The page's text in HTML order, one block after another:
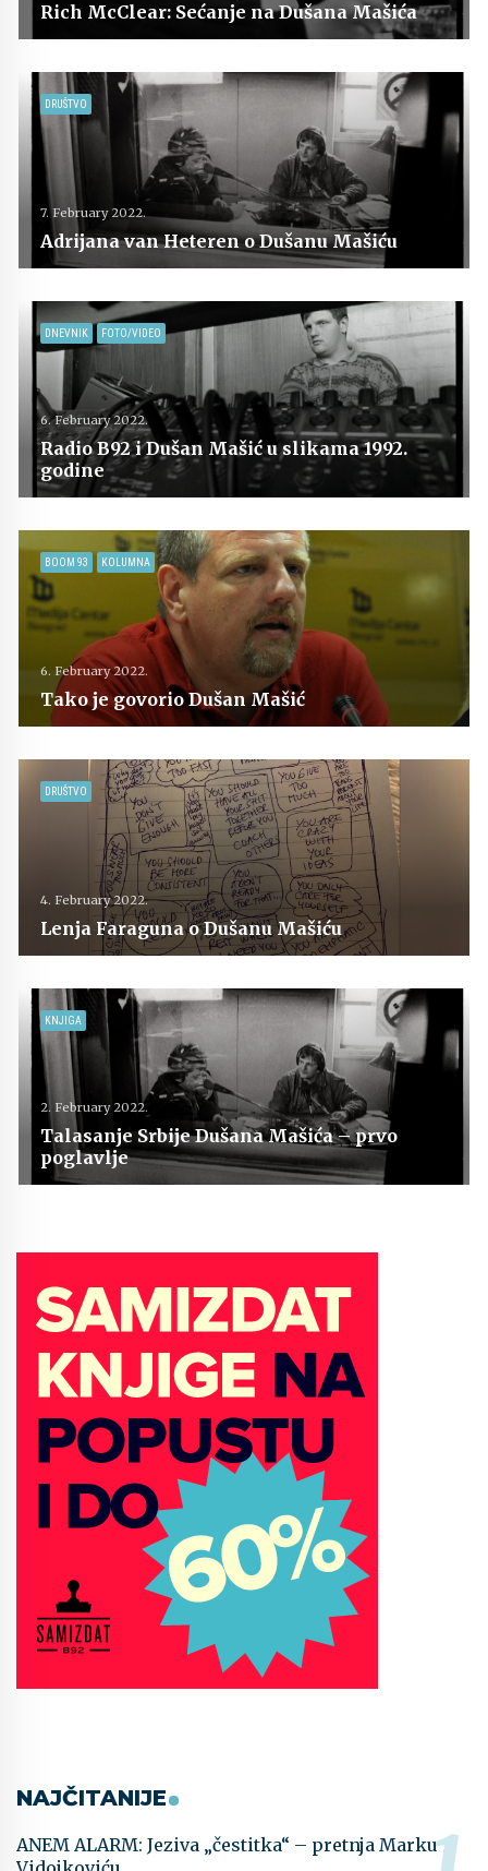
Rich McClear: Sećanje na Dušana Mašića
DRUŠTVO
7. February 2022.
Adrijana van Heteren o Dušanu Mašiću
DNEVNIK FOTO/VIDEO
6. February 2022.
Radio B92 i Dušan Mašić u slikama 1992.
godine
BOOM 93 KOLUMNA
6. February 2022.
Tako je govorio Dušan Mašić
DRUŠTVO
4. February 2022.
Lenja Faraguna o Dušanu Mašiću
KNJIGA
2. February 2022.
Talasanje Srbije Dušana Mašića – prvo
poglavlje
NAJČITANIJE
ANEM ALARM: Jeziva „čestitka“ – pretnja Marku